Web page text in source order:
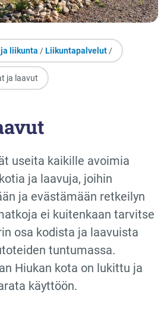
liikunta /Liikuntapalvelut /
ja laavut
useita kaikille avoimia
ja laavuja, joihin
ja evästämään retkeilyn
ei kuitenkaan tarvitse
osa kodista ja laavuista
tuntumassa.
Hiukan kota on lukittu ja
käyttöön.